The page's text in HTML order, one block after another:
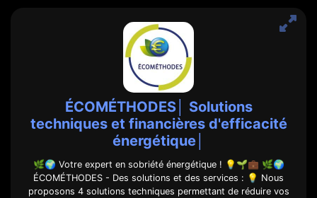
ÉCOMÉTHODES│ Solutions
techniques et financières d'efficacité
énergétique│
🌿🌍 Votre expert en sobriété énergétique ! 💡🌱💼 🌿🌍
ÉCOMÉTHODES - Des solutions et des services : 💡 Nous
proposons 4 solutions techniques permettant de réduire vos